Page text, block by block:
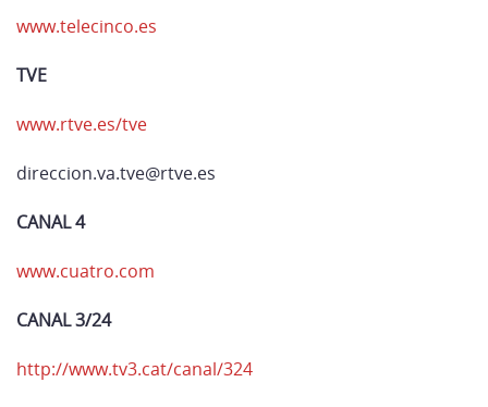
www.telecinco.es
TVE
www.rtve.es/tve
direccion.va.tve@rtve.es
CANAL 4
www.cuatro.com
CANAL 3/24
http://www.tv3.cat/canal/324